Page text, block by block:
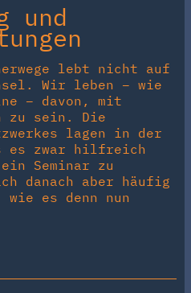
und
lebt nicht auf
Wir leben – wie
– davon, mit
zu sein. Die
lagen in der
es zwar hilfreich
Seminar zu
danach aber häufig
es denn nun